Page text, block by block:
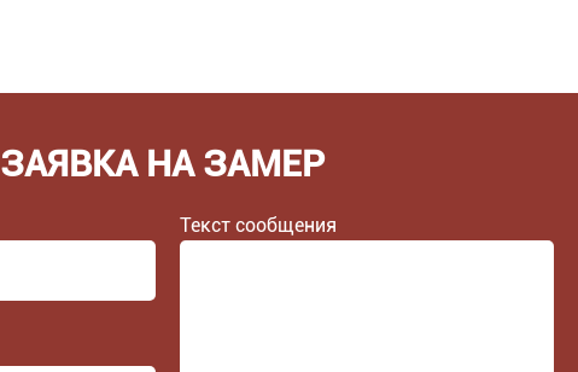
ЗАЯВКА НА ЗАМЕР
Текст сообщения